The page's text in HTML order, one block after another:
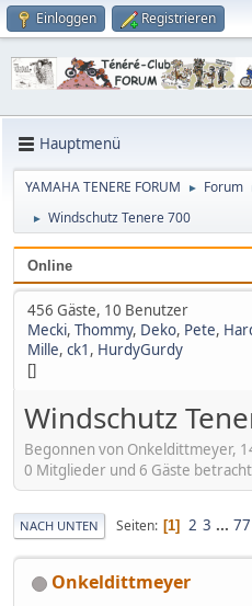
Einloggen Registrieren
Hauptmenü
YAMAHA TENERE FORUM ► Forum
► Windschutz Tenere 700
Online
456 Gäste, 10 Benutzer
Mecki, Thommy, Deko, Pete,
Mille, ck1 , HurdyGurdy
[]
Windschutz
Begonnen von Onkeldittmeyer,
0 Mitglieder und 6 Gäste
NACH UNTEN Seiten 1 2 3 ... 77
Onkeldittmeyer